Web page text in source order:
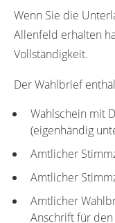
Wenn Sie die
Allenfeld erhalten
Vollständigkeit.
Der Wahlbrief
Wahlschein mit
(eigenhändig
Amtlicher
Amtlicher
Amtlicher
Anschrift für